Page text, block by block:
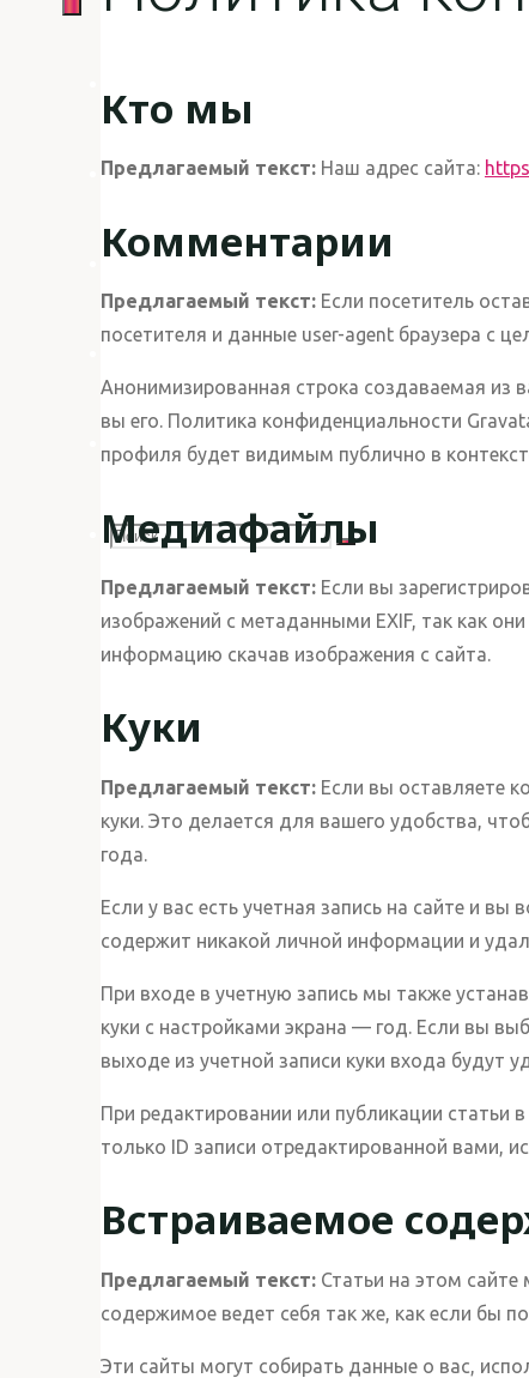
Статьи
Документы
Поиск
Что
искать:
Поиск
Кто мы
Предлагаемый текст: Наш адрес сайта:
Комментарии
Предлагаемый текст: Если посетитель
посетителя и данные user-agent браузера с
Анонимизированная строка создаваемая из
вы его. Политика конфиденциальности
профиля будет видимым публично в
Медиафайлы
Предлагаемый текст: Если вы
изображений с метаданными EXIF, так как
информацию скачав изображения с сайта.
Куки
Предлагаемый текст: Если вы оставляете
куки. Это делается для вашего удобства,
года.
Если у вас есть учетная запись на сайте и
содержит никакой личной информации и
При входе в учетную запись мы также
куки с настройками экрана — год. Если вы
выходе из учетной записи куки входа будут
При редактировании или публикации статьи
только ID записи отредактированной вами,
Встраиваемое
Предлагаемый текст: Статьи на этом
содержимое ведет себя так же, как если бы
Эти сайты могут собирать данные о вас,